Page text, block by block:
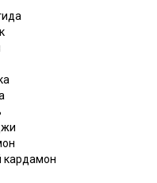
кардамон